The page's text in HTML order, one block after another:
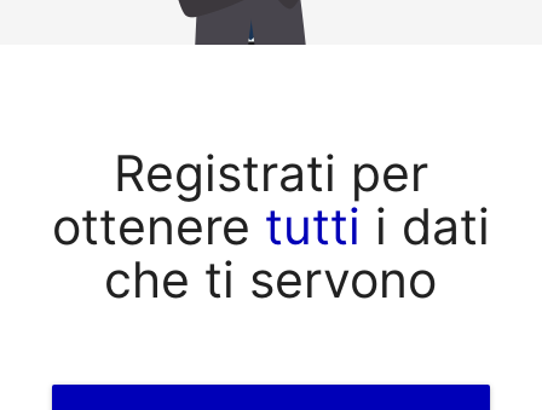
Registrati per
ottenere tutti i dati
che ti servono